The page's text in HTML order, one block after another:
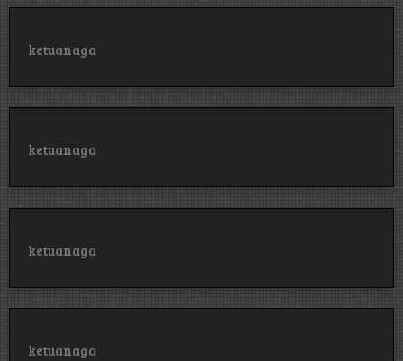
ketuanaga
ketuanaga
ketuanaga
ketuanaga